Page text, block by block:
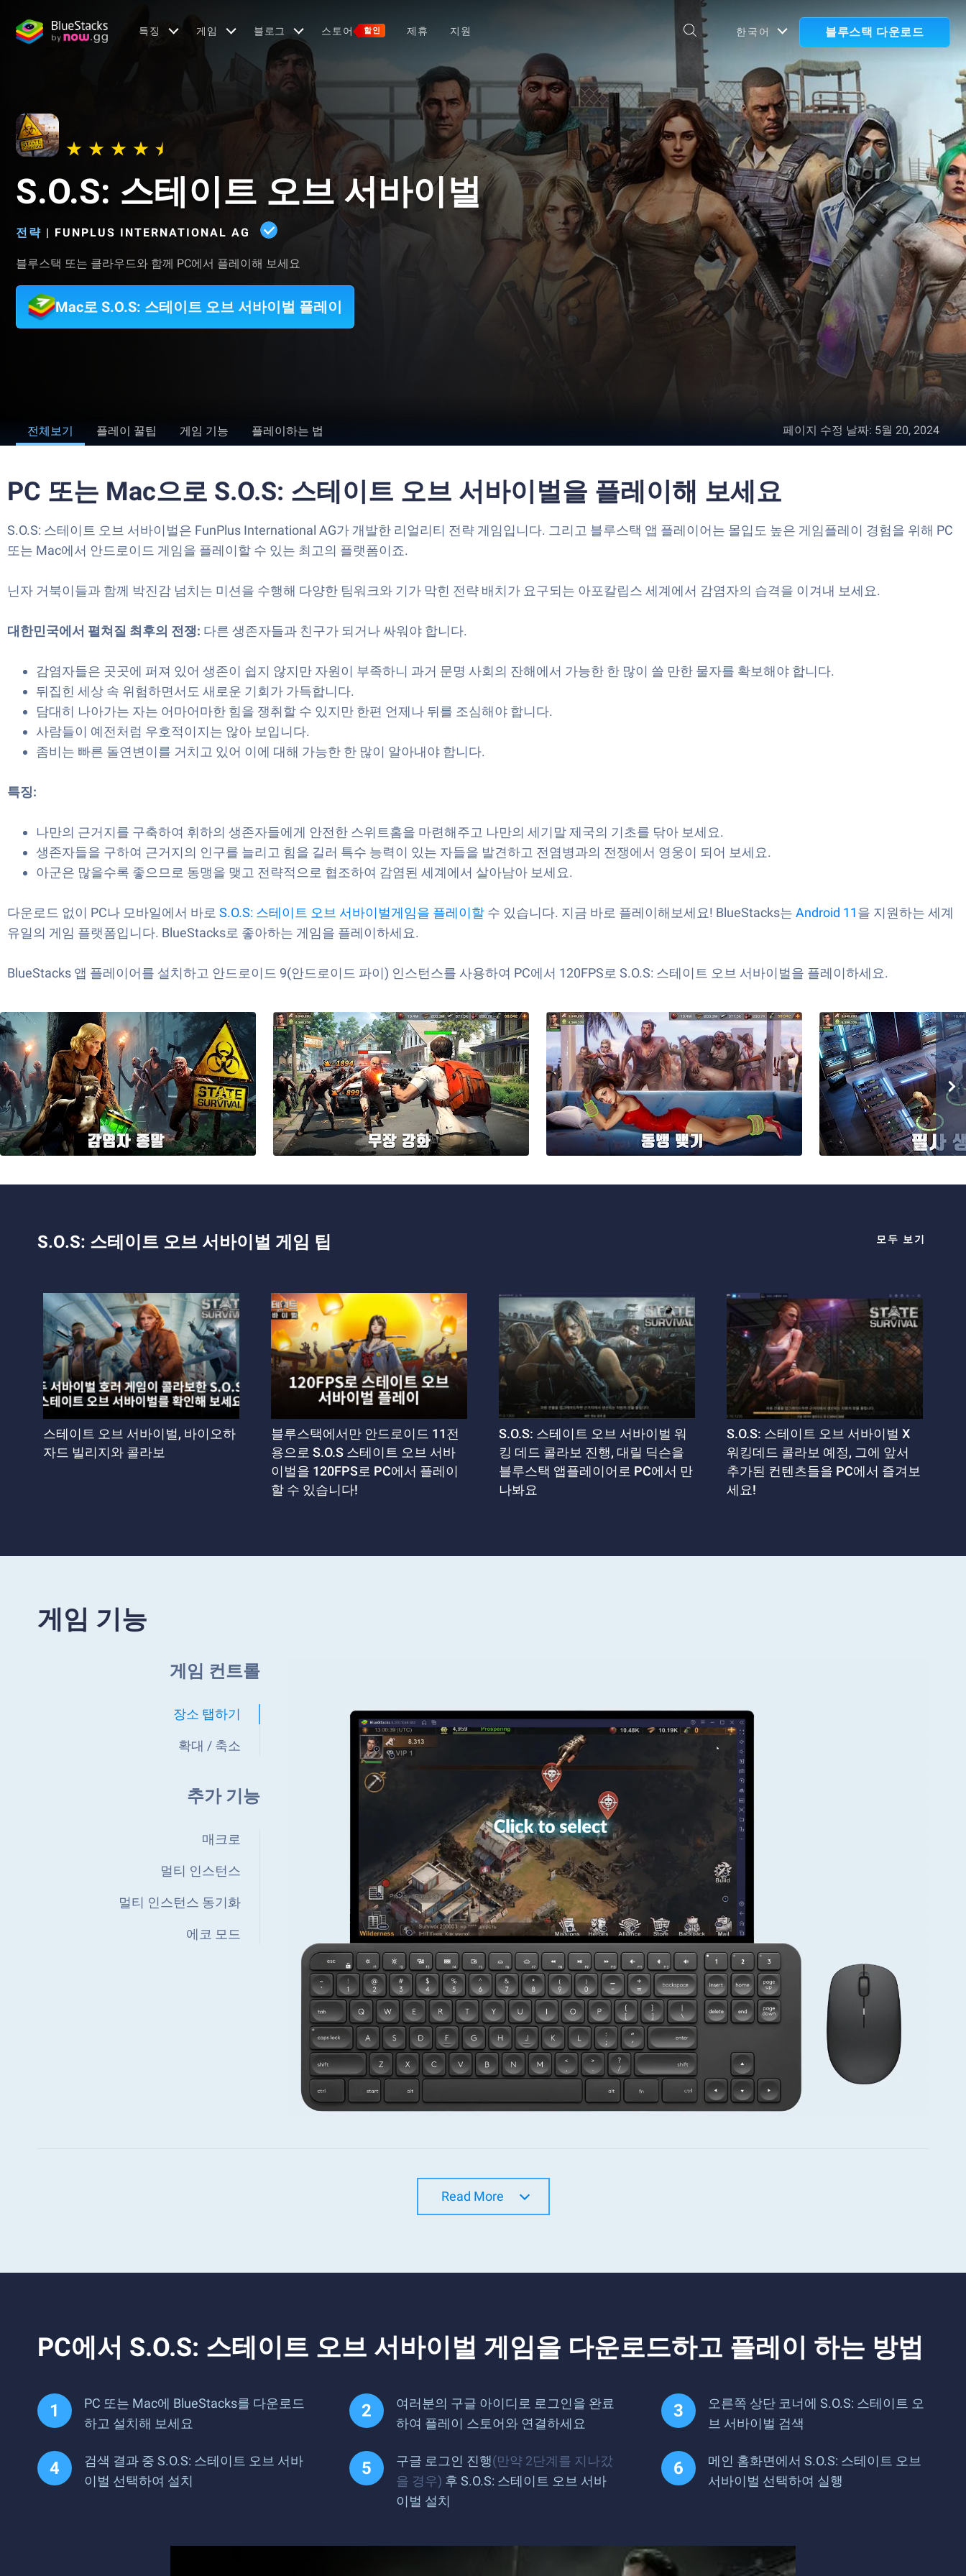
특징 게임 블로그 스토어 할인 제휴 지원 한국어 블루스택 다운로드
S.O.S: 스테이트 오브 서바이벌
전략 | FUNPLUS INTERNATIONAL AG
블루스택 또는 클라우드와 함께 PC에서 플레이해 보세요
Mac로 S.O.S: 스테이트 오브 서바이벌 플레이
전체보기 플레이 꿀팁 게임 기능 플레이하는 법 페이지 수정 날짜: 5월 20, 2024
PC 또는 Mac으로 S.O.S: 스테이트 오브 서바이벌을 플레이해 보세요
S.O.S: 스테이트 오브 서바이벌은 FunPlus International AG가 개발한 리얼리티 전략 게임입니다. 그리고 블루스택 앱 플레이어는 몰입도 높은 게임플레이 경험을 위해 PC
또는 Mac에서 안드로이드 게임을 플레이할 수 있는 최고의 플랫폼이죠.
닌자 거북이들과 함께 박진감 넘치는 미션을 수행해 다양한 팀워크와 기가 막힌 전략 배치가 요구되는 아포칼립스 세계에서 감염자의 습격을 이겨내 보세요.
대한민국에서 펼쳐질 최후의 전쟁: 다른 생존자들과 친구가 되거나 싸워야 합니다.
감염자들은 곳곳에 퍼져 있어 생존이 쉽지 않지만 자원이 부족하니 과거 문명 사회의 잔해에서 가능한 한 많이 쓸 만한 물자를 확보해야 합니다.
뒤집힌 세상 속 위험하면서도 새로운 기회가 가득합니다.
담대히 나아가는 자는 어마어마한 힘을 쟁취할 수 있지만 한편 언제나 뒤를 조심해야 합니다.
사람들이 예전처럼 우호적이지는 않아 보입니다.
좀비는 빠른 돌연변이를 거치고 있어 이에 대해 가능한 한 많이 알아내야 합니다.
특징:
나만의 근거지를 구축하여 휘하의 생존자들에게 안전한 스위트홈을 마련해주고 나만의 세기말 제국의 기초를 닦아 보세요.
생존자들을 구하여 근거지의 인구를 늘리고 힘을 길러 특수 능력이 있는 자들을 발견하고 전염병과의 전쟁에서 영웅이 되어 보세요.
아군은 많을수록 좋으므로 동맹을 맺고 전략적으로 협조하여 감염된 세계에서 살아남아 보세요.
다운로드 없이 PC나 모바일에서 바로 S.O.S: 스테이트 오브 서바이벌게임을 플레이할 수 있습니다. 지금 바로 플레이해보세요! BlueStacks는 Android 11을 지원하는 세계
유일의 게임 플랫폼입니다. BlueStacks로 좋아하는 게임을 플레이하세요.
BlueStacks 앱 플레이어를 설치하고 안드로이드 9(안드로이드 파이) 인스턴스를 사용하여 PC에서 120FPS로 S.O.S: 스테이트 오브 서바이벌을 플레이하세요.
S.O.S: 스테이트 오브 서바이벌 게임 팁 모두 보기
스테이트 오브 서바이벌, 바이오하
자드 빌리지와 콜라보
블루스택에서만 안드로이드 11전
용으로 S.O.S 스테이트 오브 서바
이벌을 120FPS로 PC에서 플레이
할 수 있습니다!
S.O.S: 스테이트 오브 서바이벌 워
킹 데드 콜라보 진행, 대릴 딕슨을
블루스택 앱플레이어로 PC에서 만
나봐요
S.O.S: 스테이트 오브 서바이벌 X
워킹데드 콜라보 예정, 그에 앞서
추가된 컨텐츠들을 PC에서 즐겨보
세요!
게임 기능
게임 컨트롤
장소 탭하기
확대 / 축소
추가 기능
매크로
멀티 인스턴스
멀티 인스턴스 동기화
에코 모드
Read More
PC에서 S.O.S: 스테이트 오브 서바이벌 게임을 다운로드하고 플레이 하는 방법
PC 또는 Mac에 BlueStacks를 다운로드
하고 설치해 보세요
여러분의 구글 아이디로 로그인을 완료
하여 플레이 스토어와 연결하세요
오른쪽 상단 코너에 S.O.S: 스테이트 오
브 서바이벌 검색
검색 결과 중 S.O.S: 스테이트 오브 서바
이벌 선택하여 설치
구글 로그인 진행(만약 2단계를 지나갔
을 경우) 후 S.O.S: 스테이트 오브 서바
이벌 설치
메인 홈화면에서 S.O.S: 스테이트 오브
서바이벌 선택하여 실행